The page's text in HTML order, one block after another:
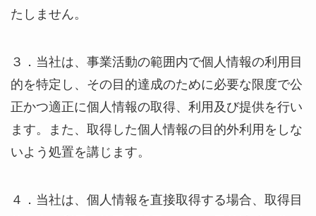
たしません。
３．当社は、事業活動の範囲内で個人情報の利用目
的を特定し、その目的達成のために必要な限度で公
正かつ適正に個人情報の取得、利用及び提供を行い
ます。また、取得した個人情報の目的外利用をしな
いよう処置を講じます。
４．当社は、個人情報を直接取得する場合、取得目